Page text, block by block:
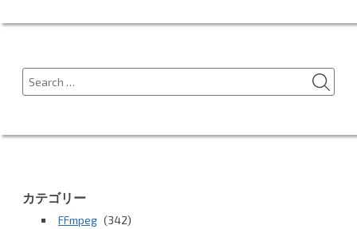
ゲ
ー
ョ
Search
for:
カテゴリー
FFmpeg (342)